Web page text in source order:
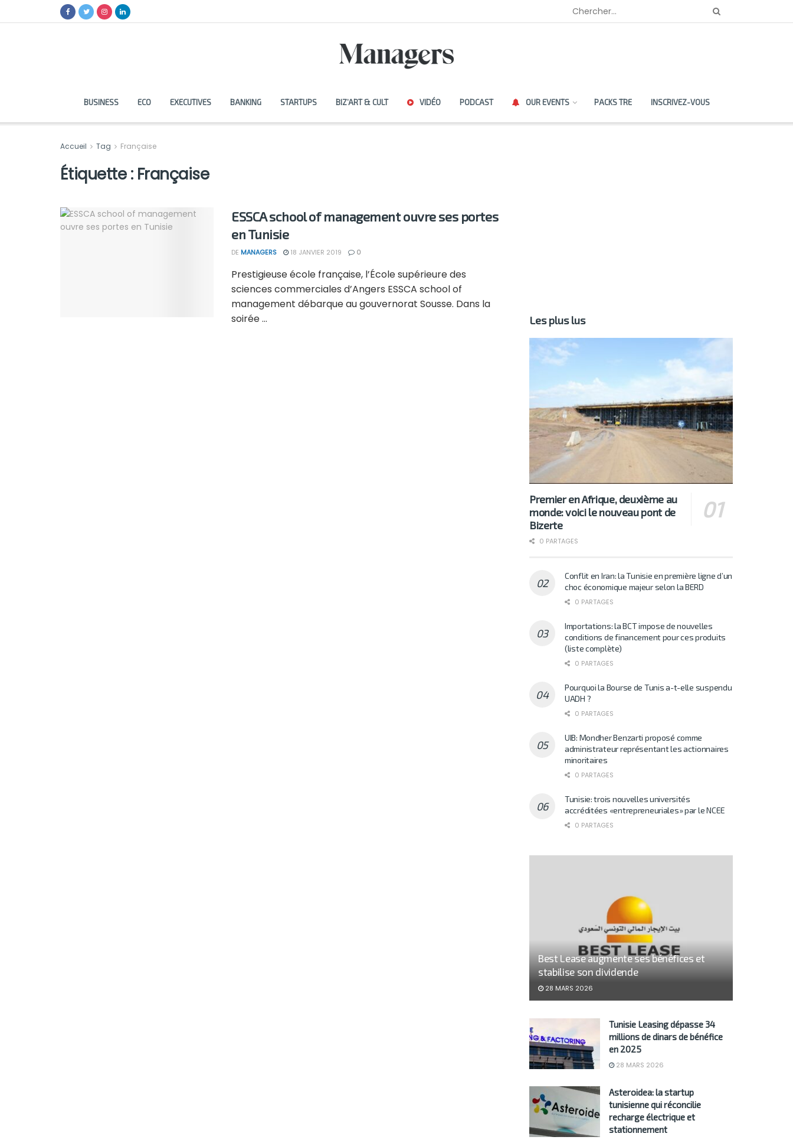
BUSINESS ECO EXECUTIVES BANKING STARTUPS BIZ’ART & CULT VIDÉO PODCAST OUR EVENTS PACKS TRE INSCRIVEZ-VOUS
Accueil Tag Française
Étiquette : Française
ESSCA school of management ouvre ses portes
en Tunisie
DE MANAGERS 18 JANVIER 2019 0
Prestigieuse école française, l’École supérieure des
sciences commerciales d’Angers ESSCA school of
management débarque au gouvernorat Sousse. Dans la
soirée ...
Les plus lus
Premier en Afrique, deuxième au
monde: voici le nouveau pont de
Bizerte
0 PARTAGES
Conflit en Iran: la Tunisie en première ligne d’un
choc économique majeur selon la BERD
0 PARTAGES
Importations: la BCT impose de nouvelles
conditions de financement pour ces produits
(liste complète)
0 PARTAGES
Pourquoi la Bourse de Tunis a-t-elle suspendu
UADH ?
0 PARTAGES
UIB: Mondher Benzarti proposé comme
administrateur représentant les actionnaires
minoritaires
0 PARTAGES
Tunisie: trois nouvelles universités
accréditées «entrepreneuriales» par le NCEE
0 PARTAGES
Best Lease augmente ses bénéfices et
stabilise son dividende
28 MARS 2026
Tunisie Leasing dépasse 34
millions de dinars de bénéfice
en 2025
28 MARS 2026
Asteroidea: la startup
tunisienne qui réconcilie
recharge électrique et
stationnement